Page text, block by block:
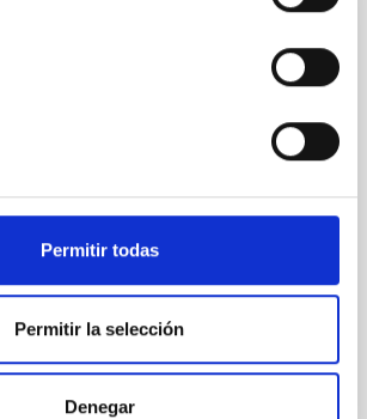
Permitir todas
Permitir la selección
Denegar
and near-resonant planetary
provide vital insights into the early
mean-motion resonances, probably
convergent disk migration. Over
the Nice model proposed for
Tian et al.
6 2026